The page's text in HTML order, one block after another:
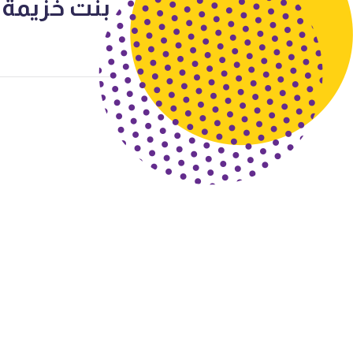
بنت خزيمة 2017-